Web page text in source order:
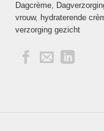
Dagcrème,
vrouw, hydraterende
verzorging gezicht